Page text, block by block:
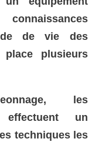
de vie des
plusieurs
les
effectuent un
techniques les